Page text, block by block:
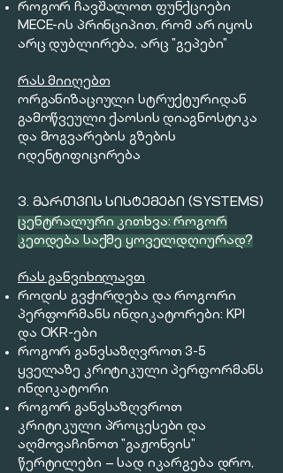
როგორ ჩავშალოთ ფუნქციები
MECE-ის პრინციპით, რომ არ იყოს
არც დუბლირება, არც "გეპები"
რას მიიღებთ
ორგანიზაციული სტრუქტურიდან
გამოწვეული ქაოსის დიაგნოსტიკა
და მოგვარების გზების
იდენტიფიცირება
3. ᲛᲐᲠᲗᲕᲘᲡ ᲡᲘᲡᲢᲔᲛᲔᲑᲘ (SYSTEMS)
ცენტრალური კითხვა: როგორ
კეთდება საქმე ყოველდღიურად?
რას განვიხილავთ
როდის გვჭირდება და როგორი
პერფორმანს ინდიკატორები: KPI
და OKR-ები
როგორ განვსაზღვროთ 3-5
ყველაზე კრიტიკული პერფორმანს
ინდიკატორი
როგორ განვსაზღვროთ
კრიტიკული პროცესები და
აღმოვაჩინოთ "გაჟონვის"
წერტილები — სად იკარგება დრო,